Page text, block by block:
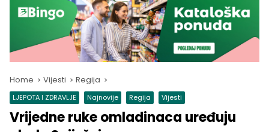
Home Vijesti Regija
LJEPOTA I ZDRAVLJE Najnovije Regija Vijesti
Vrijedne ruke omladinaca uređuju